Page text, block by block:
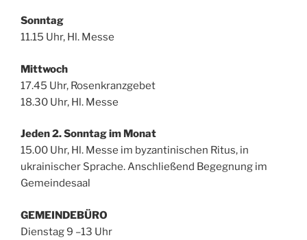
Sonntag
11.15 Uhr, Hl. Messe
Mittwoch
17.45 Uhr, Rosenkranzgebet
18.30 Uhr, Hl. Messe
Jeden 2. Sonntag im Monat
15.00 Uhr, Hl. Messe im byzantinischen Ritus, in
ukrainischer Sprache. Anschließend Begegnung im
Gemeindesaal
GEMEINDEBÜRO
Dienstag 9 –13 Uhr